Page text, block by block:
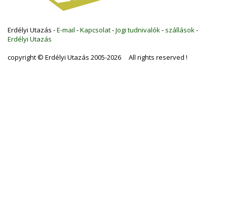
Erdélyi Utazás -E-mail -Kapcsolat-Jogi tudnivalók- szállások-
Erdélyi Utazás
copyright © Erdélyi Utazás 2005-2026 All rights reserved !